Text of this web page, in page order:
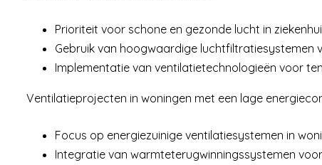
Prioriteit voor schone en gezonde lucht in
Gebruik van hoogwaardige luchtfiltratiesystemen
Implementatie van ventilatietechnologieën voor
Ventilatieprojecten in woningen met een lage
Focus op energiezuinige ventilatiesystemen in
Integratie van warmteterugwinningssystemen